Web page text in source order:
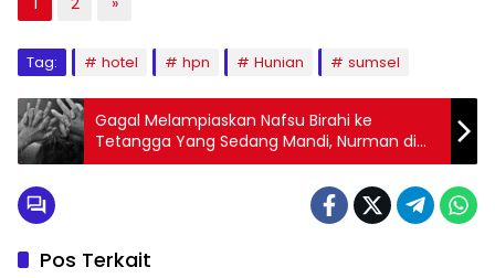
Tag: hotel hpn Hunian sumsel
Gagal Melampiaskan Nafsu Birahi ke
Tetangga Yang Sedang Mandi, Nurman di
Ringkus Polisi
Pos Terkait